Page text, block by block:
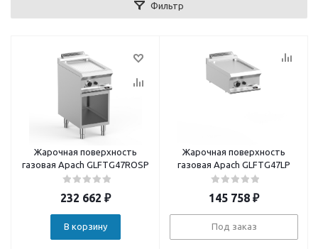
Фильтр
Жарочная поверхность
газовая Apach GLFTG47ROSP
232 662 ₽
В корзину
Жарочная поверхность
газовая Apach GLFTG47LP
145 758 ₽
Под заказ